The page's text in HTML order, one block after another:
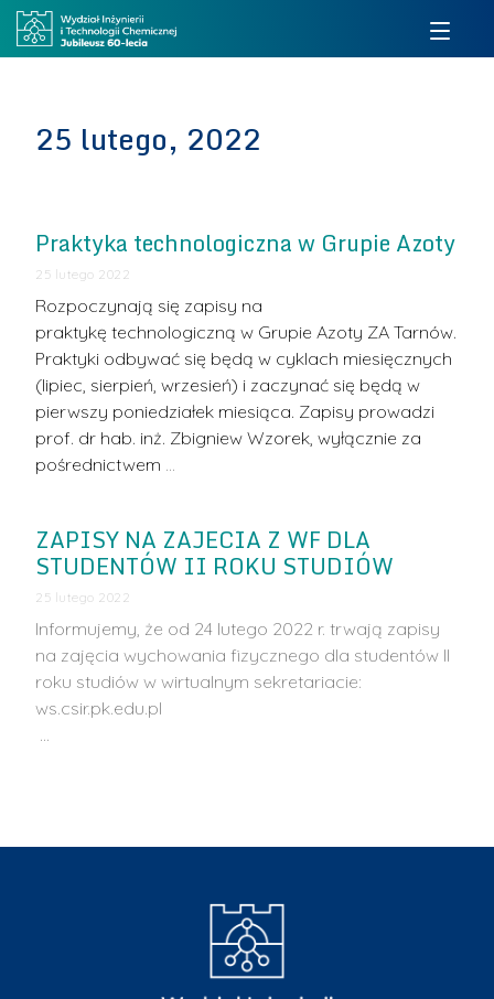
25 lutego, 2022
Praktyka technologiczna w Grupie Azoty
25 lutego 2022
Rozpoczynają się zapisy na
praktykę technologiczną w Grupie Azoty ZA Tarnów.
Praktyki odbywać się będą w cyklach miesięcznych
(lipiec, sierpień, wrzesień) i zaczynać się będą w
pierwszy poniedziałek miesiąca. Zapisy prowadzi
prof. dr hab. inż. Zbigniew Wzorek, wyłącznie za
pośrednictwem …
ZAPISY NA ZAJECIA Z WF DLA
STUDENTÓW II ROKU STUDIÓW
25 lutego 2022
Informujemy, że od 24 lutego 2022 r. trwają zapisy
na zajęcia wychowania fizycznego dla studentów II
roku studiów w wirtualnym sekretariacie:
ws.csir.pk.edu.pl
…